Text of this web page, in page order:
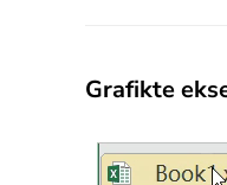
Grafikte